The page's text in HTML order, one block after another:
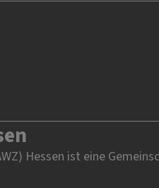
Hessen ist eine